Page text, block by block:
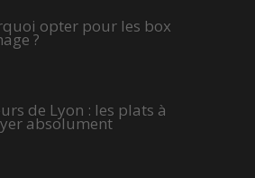
opter pour les box
?
de Lyon : les plats à
absolument